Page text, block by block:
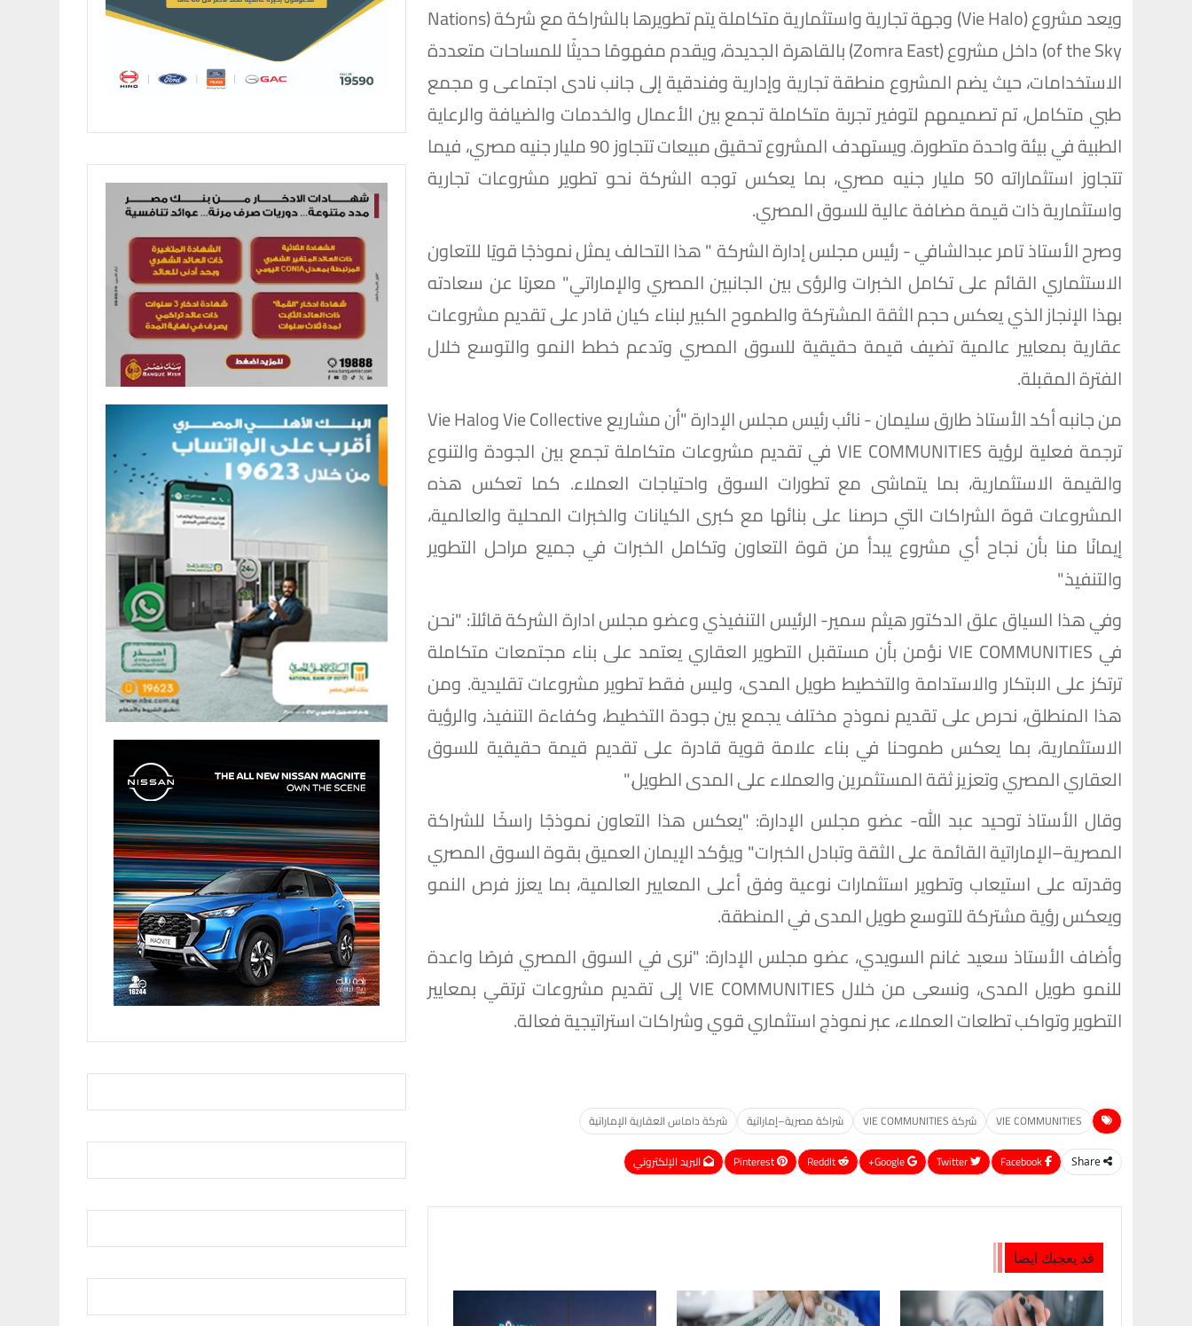
ويعد مشروع (Vie Halo) وجهة تجارية واستثمارية متكاملة يتم تطويرها بالشراكة مع شركة (Nations
of the Sky) داخل مشروع (Zomra East) بالقاهرة الجديدة، ويقدم مفهومًا حديثًا للمساحات متعددة
الاستخدامات، حيث يضم المشروع منطقة تجارية وإدارية وفندقية إلى جانب نادى اجتماعى و مجمع
طبي متكامل، تم تصميمهم لتوفير تجربة متكاملة تجمع بين الأعمال والخدمات والضيافة والرعاية
الطبية في بيئة واحدة متطورة. ويستهدف المشروع تحقيق مبيعات تتجاوز 90 مليار جنيه مصري، فيما
تتجاوز استثماراته 50 مليار جنيه مصري، بما يعكس توجه الشركة نحو تطوير مشروعات تجارية
واستثمارية ذات قيمة مضافة عالية للسوق المصري.
وصرح الأستاذ تامر عبدالشافي - رئيس مجلس إدارة الشركة " هذا التحالف يمثل نموذجًا قويًا للتعاون
الاستثماري القائم على تكامل الخبرات والرؤى بين الجانبين المصري والإماراتي" معربًا عن سعادته
بهذا الإنجاز الذي يعكس حجم الثقة المشتركة والطموح الكبير لبناء كيان قادر على تقديم مشروعات
عقارية بمعايير عالمية تضيف قيمة حقيقية للسوق المصري وتدعم خطط النمو والتوسع خلال
الفترة المقبلة.
من جانبه أكد الأستاذ طارق سليمان - نائب رئيس مجلس الإدارة "أن مشاريع Vie Collective وVie Halo
ترجمة فعلية لرؤية VIE COMMUNITIES في تقديم مشروعات متكاملة تجمع بين الجودة والتنوع
والقيمة الاستثمارية، بما يتماشى مع تطورات السوق واحتياجات العملاء. كما تعكس هذه
المشروعات قوة الشراكات التي حرصنا على بنائها مع كبرى الكيانات والخبرات المحلية والعالمية،
إيمانًا منا بأن نجاح أي مشروع يبدأ من قوة التعاون وتكامل الخبرات في جميع مراحل التطوير
والتنفيذ."
وفي هذا السياق علق الدكتور هيثم سمير- الرئيس التنفيذي وعضو مجلس ادارة الشركة قائلاً: "نحن
في VIE COMMUNITIES نؤمن بأن مستقبل التطوير العقاري يعتمد على بناء مجتمعات متكاملة
ترتكز على الابتكار والاستدامة والتخطيط طويل المدى، وليس فقط تطوير مشروعات تقليدية. ومن
هذا المنطلق، نحرص على تقديم نموذج مختلف يجمع بين جودة التخطيط، وكفاءة التنفيذ، والرؤية
الاستثمارية، بما يعكس طموحنا في بناء علامة قوية قادرة على تقديم قيمة حقيقية للسوق
العقاري المصري وتعزيز ثقة المستثمرين والعملاء على المدى الطويل."
وقال الأستاذ توحيد عبد الله- عضو مجلس الإدارة: "يعكس هذا التعاون نموذجًا راسخًا للشراكة
المصرية–الإماراتية القائمة على الثقة وتبادل الخبرات" ويؤكد الإيمان العميق بقوة السوق المصري
وقدرته على استيعاب وتطوير استثمارات نوعية وفق أعلى المعايير العالمية، بما يعزز فرص النمو
ويعكس رؤية مشتركة للتوسع طويل المدى في المنطقة.
وأضاف الأستاذ سعيد غانم السويدي، عضو مجلس الإدارة: "نرى في السوق المصري فرصًا واعدة
للنمو طويل المدى، ونسعى من خلال VIE COMMUNITIES إلى تقديم مشروعات ترتقي بمعايير
التطوير وتواكب تطلعات العملاء، عبر نموذج استثماري قوي وشراكات استراتيجية فعالة.
VIE COMMUNITIES شركة VIE COMMUNITIES شراكة مصرية–إماراتية شركة داماس العقارية الإماراتية
Share
Google+
ReddIt
Pinterest البريد الإلكتروني
قد يعجبك ايضا